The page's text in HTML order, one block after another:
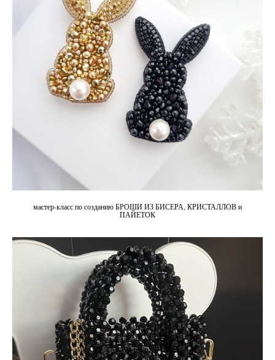
мастер-класс по созданию БРОШИ ИЗ БИСЕРА, КРИСТАЛЛОВ и
ПАЙЕТОК